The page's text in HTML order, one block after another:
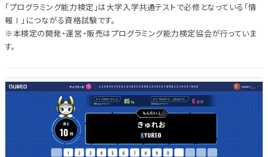
「プログラミング能力検定」は大学入学共通テストで必修となっている「情
報Ⅰ」につながる資格試験です。
※本検定の開発・運営・販売はプログラミング能力検定協会が行っていま
す。